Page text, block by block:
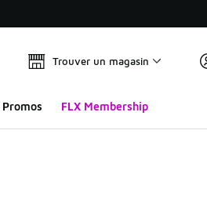
Trouver un magasin
Promos FLX Membership